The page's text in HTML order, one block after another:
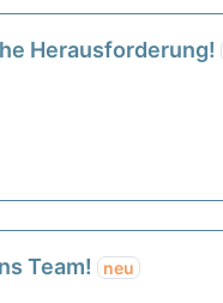
Herausforderung!
Team! neu